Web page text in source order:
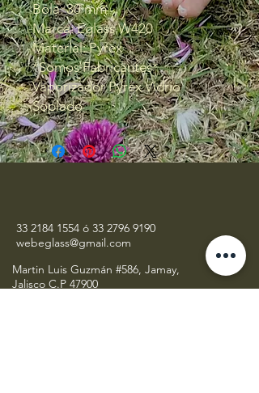
Bola: 30 mm
Marca: Eglass W420
Material: Pyrex
*Somos Fabricantes*
Vaporizador Pyrex Vidrio
Soplado
33 2184 1554 ó 33 2796 9190
webeglass@gmail.com
Martin Luis Guzmán #586, Jamay,
Jalisco C.P 47900